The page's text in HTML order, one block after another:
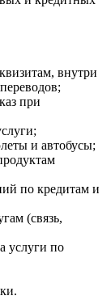
внутри
при
и автобусы;
по кредитам и
(связь,
услуги по